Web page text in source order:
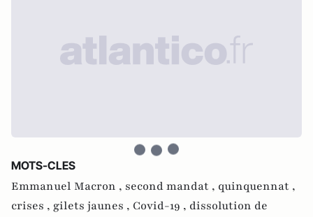
MOTS-CLES
Emmanuel Macron , second mandat , quinquennat ,
crises , gilets jaunes , Covid-19 , dissolution de